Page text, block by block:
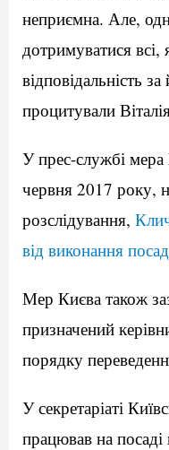
неприємна. Але,
дотримуватися всі,
відповідальність
процитували
У прес-службі
червня 2017 року,
розслідування,
від виконання
Мер Києва також
призначений
порядку
У секретаріаті
працював на